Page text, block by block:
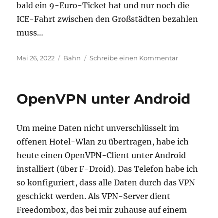
bald ein 9-Euro-Ticket hat und nur noch die
ICE-Fahrt zwischen den Großstädten bezahlen
muss…
Veröffentlicht
Mai 26, 2022 Kategorien
Bahn Schreibe einen Kommentarzu
9-
OpenVPN unter Android
Um meine Daten nicht unverschlüsselt im
offenen Hotel-Wlan zu übertragen, habe ich
heute einen OpenVPN-Client unter Android
installiert (über F-Droid). Das Telefon habe ich
so konfiguriert, dass alle Daten durch das VPN
geschickt werden. Als VPN-Server dient
Freedombox, das bei mir zuhause auf einem